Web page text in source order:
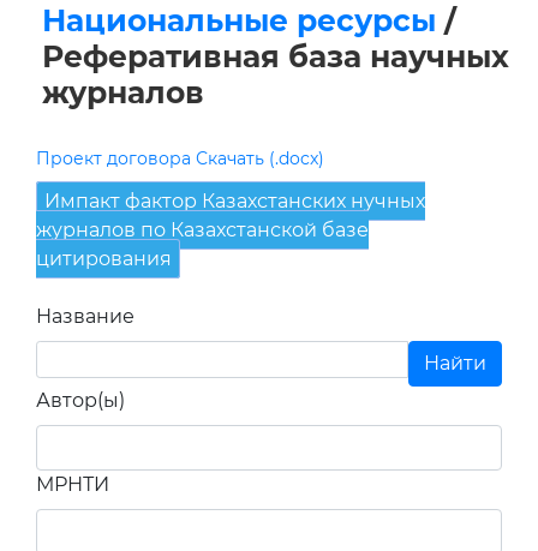
Национальные ресурсы /
Реферативная база научных
журналов
Проект договора Скачать (.docx)
Импакт фактор Казахстанских нучных
журналов по Казахстанской базе
цитирования
Название
Автор(ы)
МРНТИ